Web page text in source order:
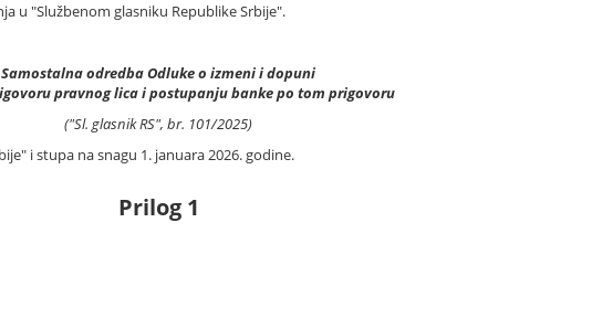
u "Službenom glasniku Republike Srbije".
Samostalna odredba Odluke o izmeni i dopuni
pravnog lica i postupanju banke po tom prigovoru
("Sl. glasnik RS", br. 101/2025)
i stupa na snagu 1. januara 2026. godine.
Prilog 1